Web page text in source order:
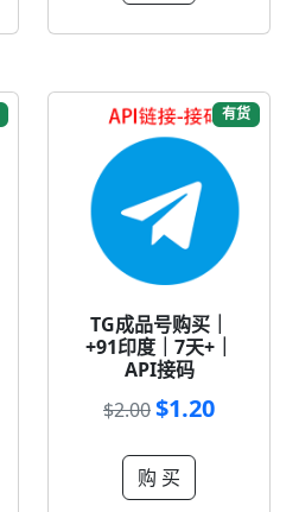
有货
TG成品号购买｜
+91印度｜7天+｜
API接码
$2.00$1.20
购 买